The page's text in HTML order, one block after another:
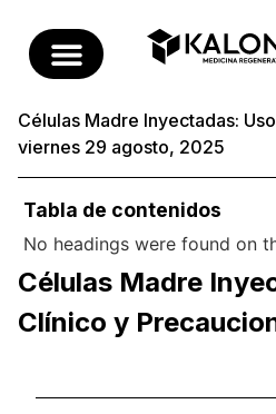
Células Madre Inyectadas:
viernes 29 agosto, 2025
Tabla de contenidos
No headings were found on
Células Madre
Clínico y